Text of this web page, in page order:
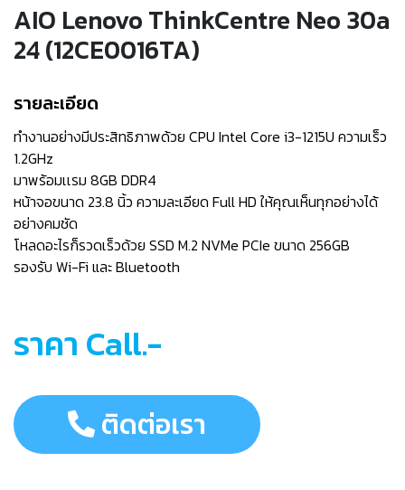
AIO Lenovo ThinkCentre Neo 30a
24 (12CE0016TA)
รายละเอียด
ทำงานอย่างมีประสิทธิภาพด้วย CPU Intel Core i3-1215U ความเร็ว
1.2GHz
มาพร้อมเเรม 8GB DDR4
หน้าจอขนาด 23.8 นิ้ว ความละเอียด Full HD ให้คุณเห็นทุกอย่างได้
อย่างคมชัด
โหลดอะไรก็รวดเร็วด้วย SSD M.2 NVMe PCIe ขนาด 256GB
รองรับ Wi-Fi และ Bluetooth
ราคา Call.-
ติดต่อเรา